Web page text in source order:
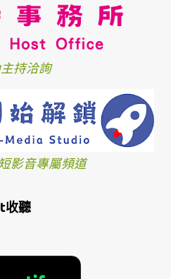
持洽詢
影音專屬頻道
收聽